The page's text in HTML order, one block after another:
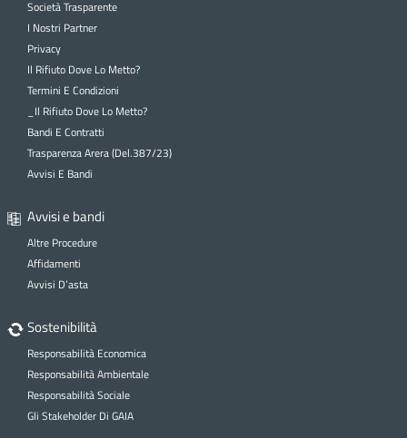
Società Trasparente
I Nostri Partner
Privacy
Il Rifiuto Dove Lo Metto?
Termini E Condizioni
_Il Rifiuto Dove Lo Metto?
Bandi E Contratti
Trasparenza Arera (Del.387/23)
Avvisi E Bandi
Avvisi e bandi
Altre Procedure
Affidamenti
Avvisi D’asta
Sostenibilità
Responsabilità Economica
Responsabilità Ambientale
Responsabilità Sociale
Gli Stakeholder Di GAIA